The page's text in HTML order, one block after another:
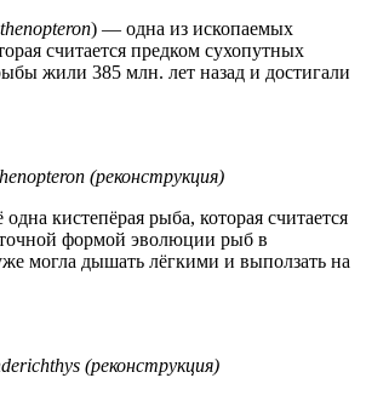
) — одна из ископаемых
считается предком сухопутных
жили 385 млн. лет назад и достигали
(реконструкция)
кистепёрая рыба, которая считается
формой эволюции рыб в
могла дышать лёгкими и выползать на
(реконструкция)